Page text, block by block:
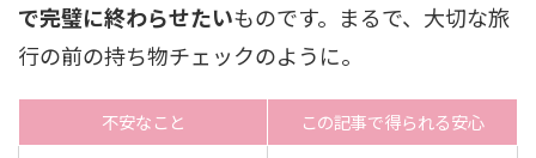
で完璧に終わらせたいものです。まるで、大切な旅
行の前の持ち物チェックのように。
不安なこと この記事で得られる安心